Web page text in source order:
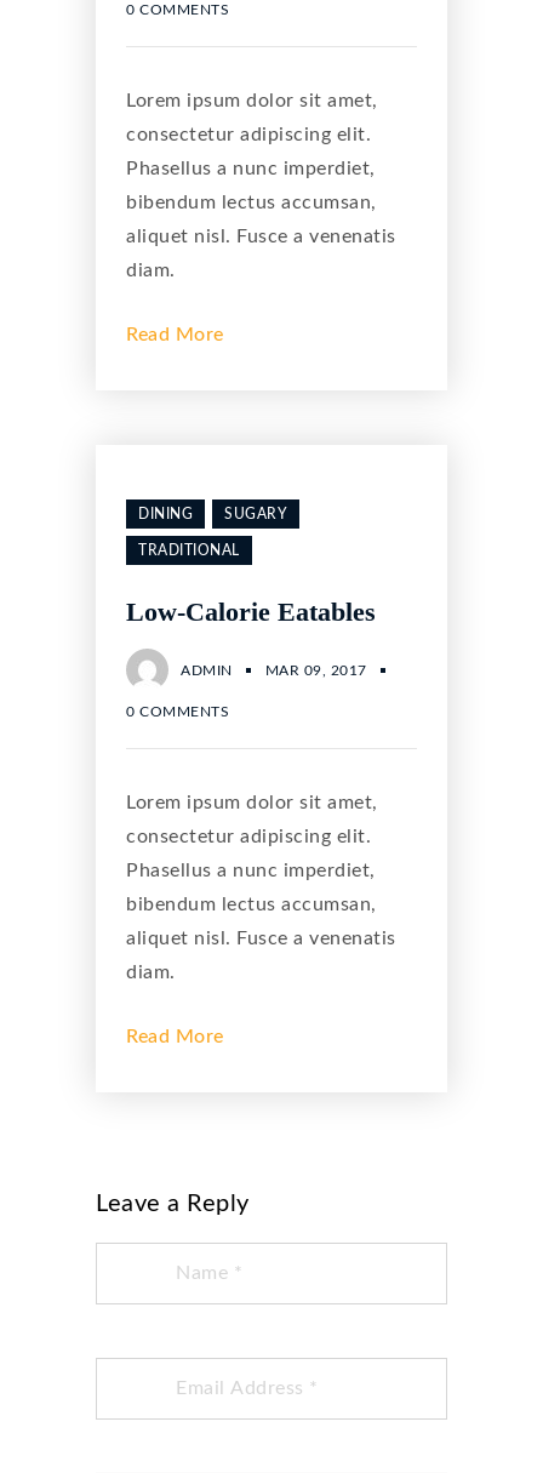
0 COMMENTS
Lorem ipsum dolor sit amet,
consectetur adipiscing elit.
Phasellus a nunc imperdiet,
bibendum lectus accumsan,
aliquet nisl. Fusce a venenatis
diam.
Read More
DINING SUGARY
TRADITIONAL
Low-Calorie Eatables
ADMIN MAR 09, 2017
0 COMMENTS
Lorem ipsum dolor sit amet,
consectetur adipiscing elit.
Phasellus a nunc imperdiet,
bibendum lectus accumsan,
aliquet nisl. Fusce a venenatis
diam.
Read More
Leave a Reply